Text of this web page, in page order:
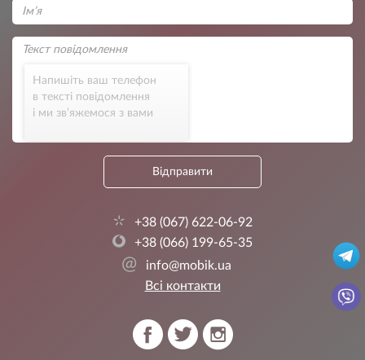
Напишіть ваш телефон
в тексті повідомлення
і ми зв’яжемося з вами
Відправити
+38 (067) 622-06-92
+38 (066) 199-65-35
@
info@mobik.ua
Всі контакти